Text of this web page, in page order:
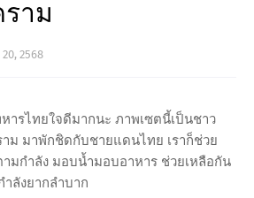
าม
2568
รไทยใจดีมากนะ ภาพเซตนี้เป็นชาว
ม มาพักชิดกับชายแดนไทย เราก็ช่วย
มกำลัง มอบน้ำมอบอาหาร ช่วยเหลือกัน
ลังยากลำบาก